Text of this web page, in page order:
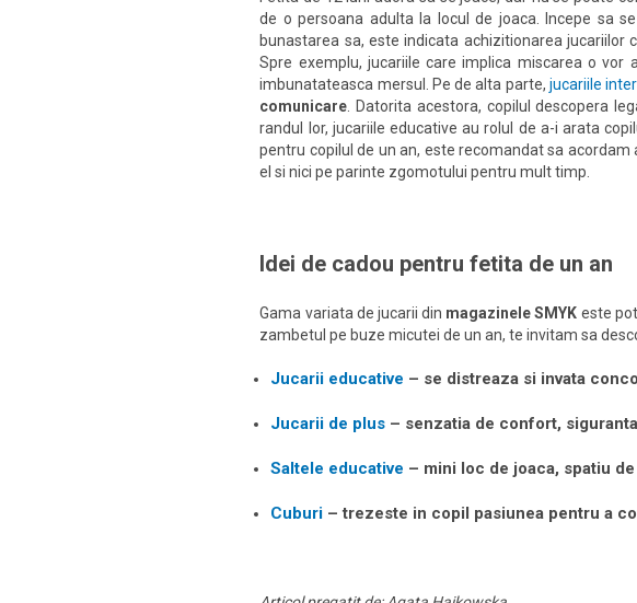
de o persoana adulta la locul de joaca. Incepe sa
bunastarea sa, este indicata achizitionarea
Spre exemplu, jucariile care implica miscarea o
imbunatateasca mersul. Pe de alta parte, jucariile
comunicare . Datorita acestora, copilul descopera
randul lor, jucariile educative au rolul de a-i arata
pentru copilul de un an, este recomandat sa
el si nici pe parinte zgomotului pentru mult timp.
Idei de cadou pentru fetita de un an
Gama variata de jucarii din magazinele SMYK este
zambetul pe buze micutei de un an, te invitam sa
Jucarii educative – se distreaza si invata
Jucarii de plus – senzatia de confort,
Saltele educative – mini loc de joaca, spatiu
Cuburi – trezeste in copil pasiunea pentru a